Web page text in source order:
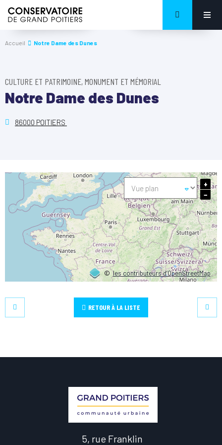
Accueil Notre Dame des Dunes
CULTURE ET PATRIMOINE, MONUMENT ET MÉMORIAL
Notre Dame des Dunes
86000 POITIERS
©les contributeurs d’OpenStreetMap
+
−
RETOUR À LA LISTE
5, rue Franklin